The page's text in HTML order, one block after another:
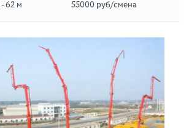
62 м 55000 руб/смена